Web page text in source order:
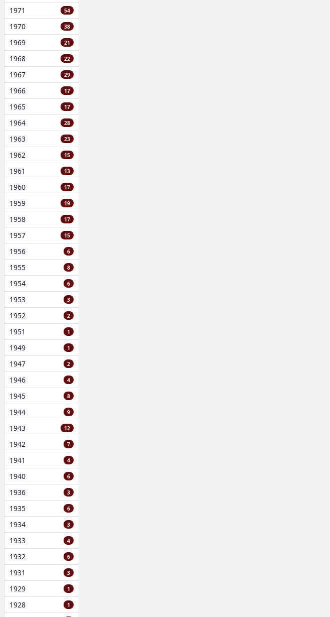
1971 54
1970 38
1969 21
1968 22
1967 29
1966 17
1965 17
1964 28
1963 23
1962 15
1961 13
1960 17
1959 19
1958 17
1957 15
1956 6
1955 8
1954 6
1953 3
1952 2
1951 1
1949 1
1947 2
1946 4
1945 8
1944 9
1943 12
1942 7
1941 4
1940 6
1936 3
1935 6
1934 3
1933 4
1932 6
1931 3
1929 1
1928 1